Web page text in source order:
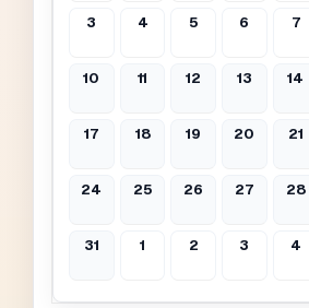
3 4 5 6 7
10 11 12 13 14
17 18 19 20 21
24 25 26 27 28
31 1 2 3 4